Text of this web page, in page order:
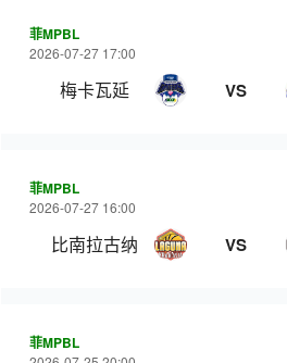
菲MPBL
2026-07-27 17:00
梅卡瓦延 VS
菲MPBL
2026-07-27 16:00
比南拉古纳 VS
菲MPBL